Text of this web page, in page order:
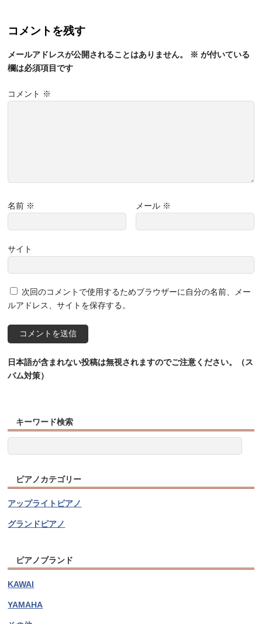
コメントを残す
メールアドレスが公開されることはありません。 ※ が付いている
欄は必須項目です
コメント ※
名前 ※ メール ※
サイト
次回のコメントで使用するためブラウザーに自分の名前、メー
ルアドレス、サイトを保存する。
日本語が含まれない投稿は無視されますのでご注意ください。（ス
パム対策）
キーワード検索
ピアノカテゴリー
アップライトピアノ
グランドピアノ
ピアノブランド
KAWAI
YAMAHA